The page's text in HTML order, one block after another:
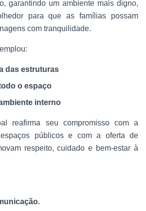
garantindo um ambiente mais digno,
para que as famílias possam
com tranquilidade.
das estruturas
o espaço
interno
reafirma seu compromisso com a
públicos e com a oferta de
respeito, cuidado e bem-estar à